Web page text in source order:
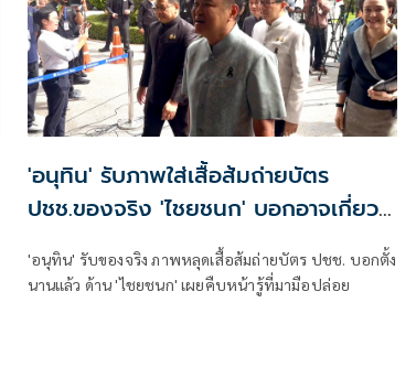
'อนุทิน' รับภาพใส่เสื้อส้มถ่ายบัตร
ปชช.ของจริง 'ไชยชนก' บอกอาจเกี่ยว
'อนุทิน' รับของจริง ภาพหลุดเสื้อส้มถ่ายบัตร ปชช. บอกตั้ง
นานแล้ว ด้าน 'ไชยชนก' เผยคืบหน้ารู้ที่มามือปล่อย